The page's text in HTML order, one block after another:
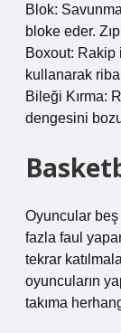
Blok:
bloke eder.
Boxout: Rakip
kullanarak
Bileği Kırma:
dengesini
Oyuncular
fazla faul
tekrar
oyuncuların
takıma